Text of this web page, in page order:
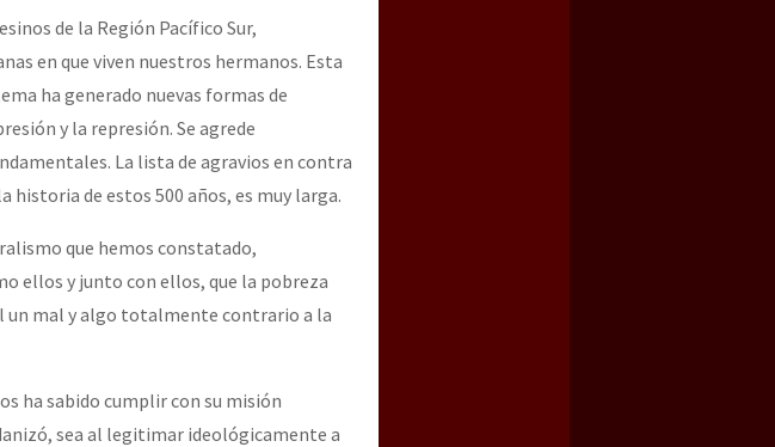
Galindo y el alto a la guerra contra el CIPOG-EZ
de la Región Pacífico Sur,
en que viven nuestros hermanos. Esta
ha generado nuevas formas de
y la represión. Se agrede
La lista de agravios en contra
historia de estos 500 años, es muy larga.
que hemos constatado,
ellos y junto con ellos, que la pobreza
un mal y algo totalmente contrario a la
ha sabido cumplir con su misión
sea al legitimar ideológicamente a